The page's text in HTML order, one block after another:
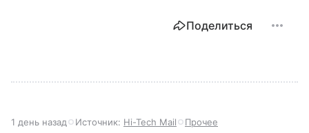
Поделиться
1 день назад Источник: Hi-Tech Mail Прочее